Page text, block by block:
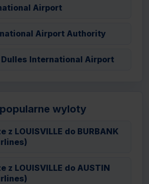
Airport
Airport Authority
International Airport
popularne wyloty
z LOUISVILLE do BURBANK
z LOUISVILLE do AUSTIN